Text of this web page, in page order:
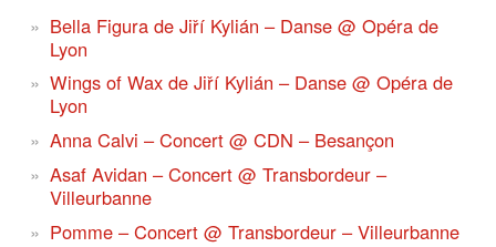
Bella Figura de Jiří Kylián – Danse @ Opéra de
Lyon
Wings of Wax de Jiří Kylián – Danse @ Opéra de
Lyon
Anna Calvi – Concert @ CDN – Besançon
Asaf Avidan – Concert @ Transbordeur –
Villeurbanne
Pomme – Concert @ Transbordeur – Villeurbanne